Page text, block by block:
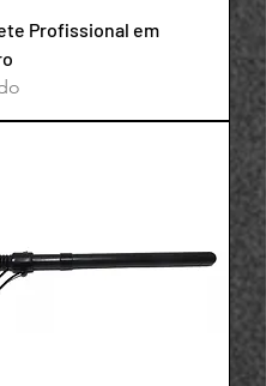
Profissional em
Apps